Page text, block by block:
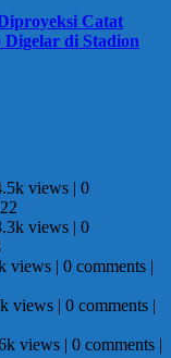
Catat
di Stadion
views | 0
views | 0
views | 0 comments |
views | 0 comments |
views | 0 comments |